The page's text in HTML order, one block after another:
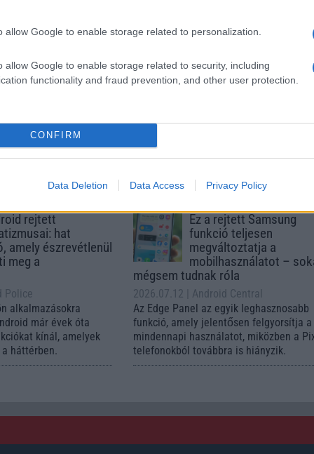
allow Google to enable storage related to personalization.
allow Google to enable storage related to security, including
functionality and fraud prevention, and other user protection.
CONFIRM
Data Deletion Data Access Privacy Policy
népszerű Samsung
készülék kimarad a
9 frissítésből – itt a
új mesterséges
és továbbfejlesztett
több korábbi
lesz az út vége.
iPhone 18 bemutató
ekkor rántja le a leplet
Apple az új
A szeptemberi eseményen az iPhone
hajlítható iPhone Ultra is bemutatkozhat,
miközben az áremelésekről szóló
találgatások továbbra is beárnyékolják a
rajtot.
rejtett
hat
amely észrevétlenül
meg a
Police
alkalmazásokra
már évek óta
kínál, amelyek
háttérben.
Ez a rejtett Samsung
funkció teljesen
megváltoztatja a
mobilhasználatot –
mégsem tudnak róla
2026.07.12
| Android Central
Az Edge Panel az egyik leghasznosabb
funkció, amely jelentősen felgyorsítja a
mindennapi használatot, miközben a
telefonokból továbbra is hiányzik.